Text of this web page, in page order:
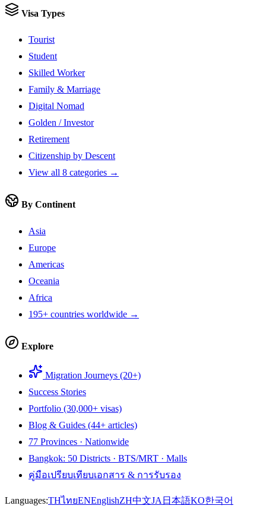
Visa Types
Tourist
Student
Skilled Worker
Family & Marriage
Digital Nomad
Golden / Investor
Retirement
Citizenship by Descent
View all 8 categories →
By Continent
Asia
Europe
Americas
Oceania
Africa
195+ countries worldwide →
Explore
Migration Journeys (20+)
Success Stories
Portfolio (30,000+ visas)
Blog & Guides (44+ articles)
77 Provinces · Nationwide
Bangkok: 50 Districts · BTS/MRT · Malls
คู่มือเปรียบเทียบเอกสาร & การรับรอง
Languages:THไทยENEnglishZH中文JA 日本語KO한국어